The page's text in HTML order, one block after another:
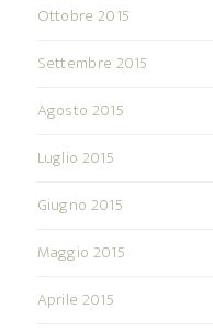
Ottobre 2015
Settembre 2015
Agosto 2015
Luglio 2015
Giugno 2015
Maggio 2015
Aprile 2015